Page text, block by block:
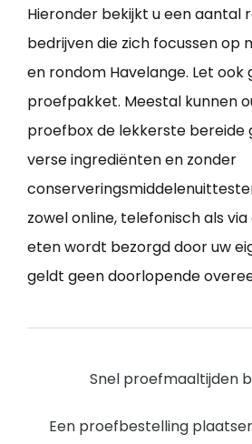
Hieronder bekijkt u een aantal
bedrijven die zich focussen op
en rondom Havelange. Let ook
proefpakket. Meestal kunnen
proefbox de lekkerste
verse ingrediënten en zonder
zowel online, telefonisch als
eten wordt bezorgd door uw
geldt geen doorlopende
Snel proefmaaltijden
Een proefbestelling